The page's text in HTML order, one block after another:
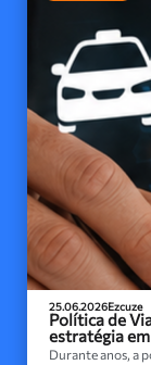
25.06.2026Ezcuze
Política de
estratégia
Durante anos, a